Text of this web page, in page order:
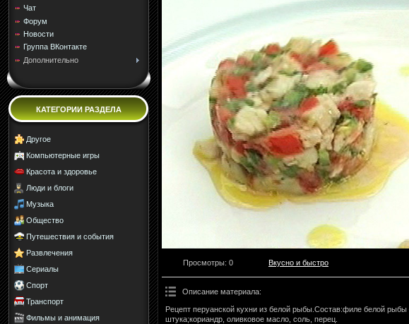
Чат
Форум
Новости
Группа ВКонтакте
Дополнительно
КАТЕГОРИИ РАЗДЕЛА
Другое
Компьютерные игры
Красота и здоровье
Люди и блоги
Музыка
Общество
Путешествия и события
Развлечения
Сериалы
Спорт
Транспорт
Фильмы и анимация
Просмотры: 0 Вкусно и быстро
Описание материала:
Рецепт перуанской кухни из белой рыбы.Состав:филе белой
штука;кориандр, оливковое масло, соль, перец.